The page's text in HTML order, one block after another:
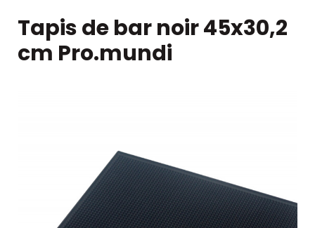
Tapis de bar noir 45x30,2
cm Pro.mundi